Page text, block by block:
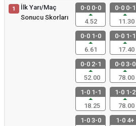
1
İlk Yarı/Maç
Sonucu Skorları
0-0 0-0
4.52
0-0 0-1
11.30
0-0 1-0
6.61
0-0 1-1
17.40
0-0 2-1
52.00
0-0 3-0
78.00
1-0 1-1
18.25
1-0 1-2
78.00
1-0 3-0
1-0 4+